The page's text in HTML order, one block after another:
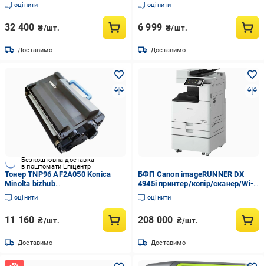
оцінити
32 400 ₴/шт.
Доставимо
оцінити
6 999 ₴/шт.
Доставимо
Безкоштовна доставка
в поштомати Епіцентр
Тонер TNP96 AF2A050 Konica
Minolta bizhub
4201i/4221i/5001i/5021i
оцінити
11 160 ₴/шт.
Доставимо
БФП Canon imageRUNNER DX
4945i принтер/копір/сканер/Wi-
Fi
оцінити
208 000 ₴/шт.
Доставимо